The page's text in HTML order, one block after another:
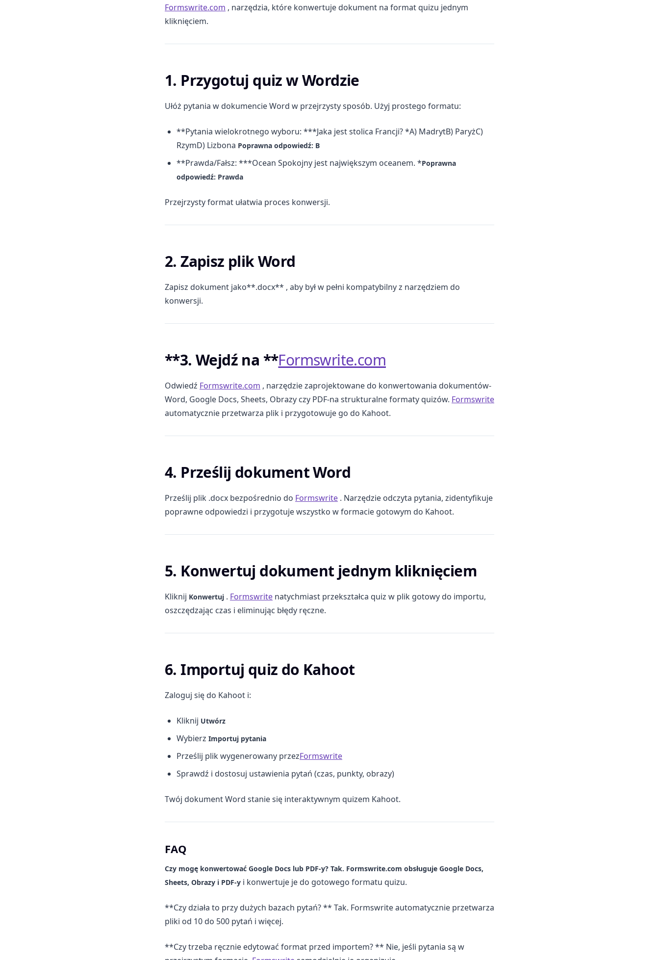
Formswrite.com , narzędzia, które konwertuje dokument na format quizu jednym
kliknięciem.
1. Przygotuj quiz w Wordzie
Ułóż pytania w dokumencie Word w przejrzysty sposób. Użyj prostego formatu:
**Pytania wielokrotnego wyboru: ***Jaka jest stolica Francji? *A) MadrytB) ParyżC)
RzymD) Lizbona Poprawna odpowiedź: B
**Prawda/Fałsz: ***Ocean Spokojny jest największym oceanem. *Poprawna
odpowiedź: Prawda
Przejrzysty format ułatwia proces konwersji.
2. Zapisz plik Word
Zapisz dokument jako**.docx** , aby był w pełni kompatybilny z narzędziem do
konwersji.
**3. Wejdź na **Formswrite.com
Odwiedź Formswrite.com , narzędzie zaprojektowane do konwertowania dokumentów-
Word, Google Docs, Sheets, Obrazy czy PDF-na strukturalne formaty quizów. Formswrite
automatycznie przetwarza plik i przygotowuje go do Kahoot.
4. Prześlij dokument Word
Prześlij plik .docx bezpośrednio do Formswrite . Narzędzie odczyta pytania, zidentyfikuje
poprawne odpowiedzi i przygotuje wszystko w formacie gotowym do Kahoot.
5. Konwertuj dokument jednym kliknięciem
Kliknij Konwertuj . Formswrite natychmiast przekształca quiz w plik gotowy do importu,
oszczędzając czas i eliminując błędy ręczne.
6. Importuj quiz do Kahoot
Zaloguj się do Kahoot i:
Kliknij Utwórz
Wybierz Importuj pytania
Prześlij plik wygenerowany przezFormswrite
Sprawdź i dostosuj ustawienia pytań (czas, punkty, obrazy)
Twój dokument Word stanie się interaktywnym quizem Kahoot.
FAQ
Czy mogę konwertować Google Docs lub PDF-y? Tak. Formswrite.com obsługuje Google Docs,
Sheets, Obrazy i PDF-y i konwertuje je do gotowego formatu quizu.
**Czy działa to przy dużych bazach pytań? ** Tak. Formswrite automatycznie przetwarza
pliki od 10 do 500 pytań i więcej.
**Czy trzeba ręcznie edytować format przed importem? ** Nie, jeśli pytania są w